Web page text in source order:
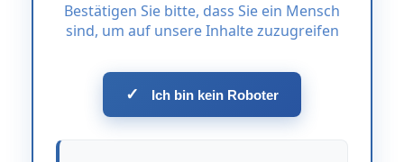
Bestätigen Sie bitte, dass Sie ein Mensch
sind, um auf unsere Inhalte zuzugreifen
✓ Ich bin kein Roboter